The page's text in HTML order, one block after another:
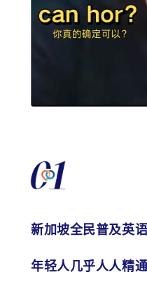
新加坡全民普及英语
年轻人几乎人人精